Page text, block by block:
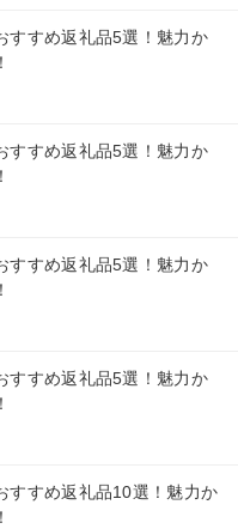
すすめ返礼品5選！魅力か
すすめ返礼品5選！魅力か
すすめ返礼品5選！魅力か
すすめ返礼品5選！魅力か
すすめ返礼品10選！魅力か